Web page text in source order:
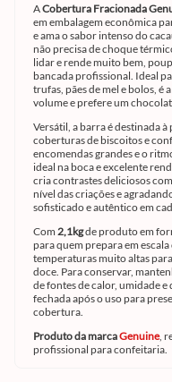
ACobertura Fracionada
em embalagem econômica
e ama o sabor intenso do
não precisa de choque
lidar e rende muito bem,
bancada profissional. Ideal
trufas, pães de mel e bolos, é
volume e prefere um
Versátil, a barra é destinada
coberturas de biscoitos e
encomendas grandes e o
ideal na boca e excelente
cria contrastes deliciosos
nível das criações e
sofisticado e autêntico em
Com 2,1kgde produto em
para quem prepara em
temperaturas muito altas
doce. Para conservar,
de fontes de calor, umidade e
fechada após o uso para
cobertura.
Produto da marcaGenuine,
profissional para confeitaria.